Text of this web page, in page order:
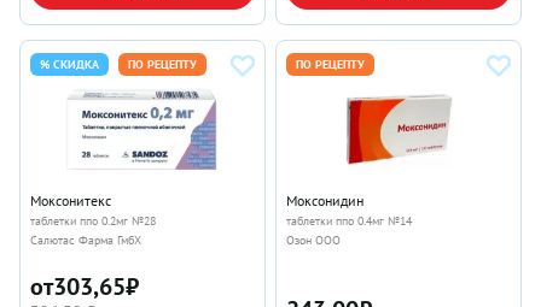
% СКИДКА ПО РЕЦЕПТУ
Моксонитекс
таблетки ппо 0.2мг №28
Салютас Фарма ГмбХ
от303,65₽
ПО РЕЦЕПТУ
Моксонидин
таблетки ппо 0.4мг №14
Озон ООО